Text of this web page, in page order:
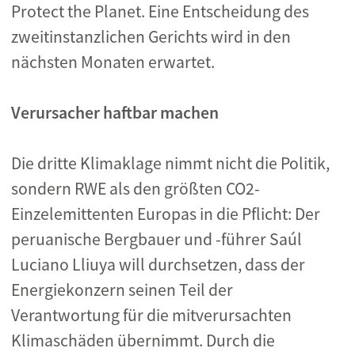
Protect the Planet. Eine Entscheidung des
zweitinstanzlichen Gerichts wird in den
nächsten Monaten erwartet.
Verursacher haftbar machen
Die dritte Klimaklage nimmt nicht die Politik,
sondern RWE als den größten CO2-
Einzelemittenten Europas in die Pflicht: Der
peruanische Bergbauer und -führer Saúl
Luciano Lliuya will durchsetzen, dass der
Energiekonzern seinen Teil der
Verantwortung für die mitverursachten
Klimaschäden übernimmt. Durch die